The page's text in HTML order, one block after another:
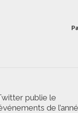
publie le
de